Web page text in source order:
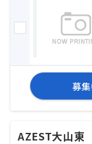
募
AZEST大山東